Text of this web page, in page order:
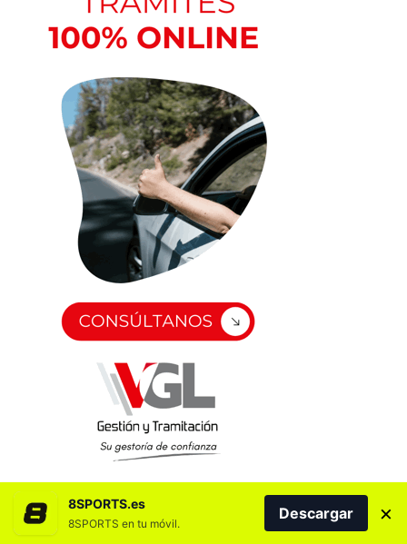
8SPORTS.es
8SPORTS en tu móvil.
Descargar ×